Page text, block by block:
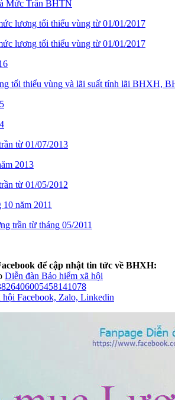
Mức Trần BHTN
lương tối thiểu vùng từ 01/01/2017
lương tối thiểu vùng từ 01/01/2017
tối thiểu vùng và lãi suất tính lãi BHXH,
từ 01/07/2013
2013
từ 01/05/2012
năm 2011
trần từ tháng 05/2011
để cập nhật tin tức về BHXH:
Diễn đàn Bảo hiểm xã hội
hội Facebook, Zalo, Linkedin